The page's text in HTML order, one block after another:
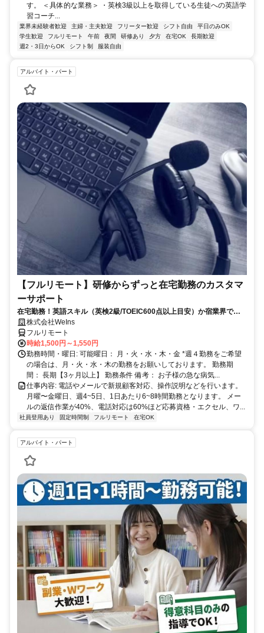
す。 ＜具体的な業務＞ ・英検3級以上を取得している生徒への英語学
習コーチ...
業界未経験者歓迎 主婦・主夫歓迎 フリーター歓迎 シフト自由
平日のみOK
学生歓迎
フルリモート 午前 夜間 研修あり 夕方 在宅OK
長期歓迎
週2・3日からOK
シフト制 服装自由
アルバイト・パート
【フルリモート】研修からずっと在宅勤務のカスタマ
ーサポート
在宅勤務！英語スキル（英検2級/TOEIC600点以上目安）か宿業界での
就労経験のいずれか必須★週4〜OK◎
株式会社WeIns
フルリモート
時給1,500円～1,550円
勤務時間・曜日: 可能曜日： 月・火・水・木・金 *週４勤務をご希望
の場合は、月・火・水・木の勤務をお願いしております。 勤務期
間： 長期【3ヶ月以上】 勤務条件 備考： お子様の急な病気...
仕事内容: 電話やメールで新規顧客対応、操作説明などを行います。
月曜〜金曜日、週4~5日、1日あたり6~8時間勤務となります。 メー
ルの返信作業が40%、電話対応は60%ほど応募資格・エクセル、ワ...
社員登用あり 固定時間制 フルリモート 在宅OK
アルバイト・パート